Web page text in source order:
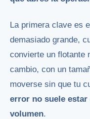
La primera clave es
demasiado grande,
convierte un flotante
cambio, con un
moverse sin que tu
error no suele
volumen.